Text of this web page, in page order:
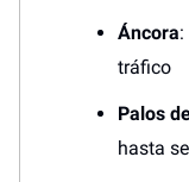
Áncora
tráfico
Palos
hasta